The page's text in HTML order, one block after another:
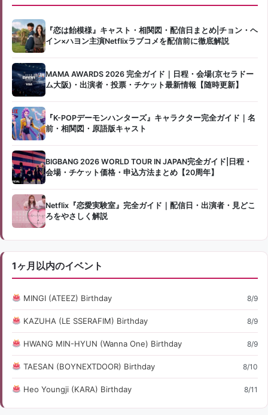
『恋は飴模様』キャスト・相関図・配信日まとめ|チョン・ヘ
イン×ハヨン主演Netflixラブコメを配信前に徹底解説
MAMA AWARDS 2026 完全ガイド｜日程・会場(京セラドー
ム大阪)・出演者・投票・チケット最新情報【随時更新】
『K-POPデーモンハンターズ』キャラクター完全ガイド｜名
前・相関図・原語版キャスト
BIGBANG 2026 WORLD TOUR IN JAPAN完全ガイド|日程・
会場・チケット価格・申込方法まとめ【20周年】
Netflix『恋愛実験室』完全ガイド｜配信日・出演者・見どこ
ろをやさしく解説
1ヶ月以内のイベント
MINGI (ATEEZ) Birthday 8/9
KAZUHA (LE SSERAFIM) Birthday 8/9
HWANG MIN-HYUN (Wanna One) Birthday 8/9
TAESAN (BOYNEXTDOOR) Birthday 8/10
Heo Youngji (KARA) Birthday 8/11